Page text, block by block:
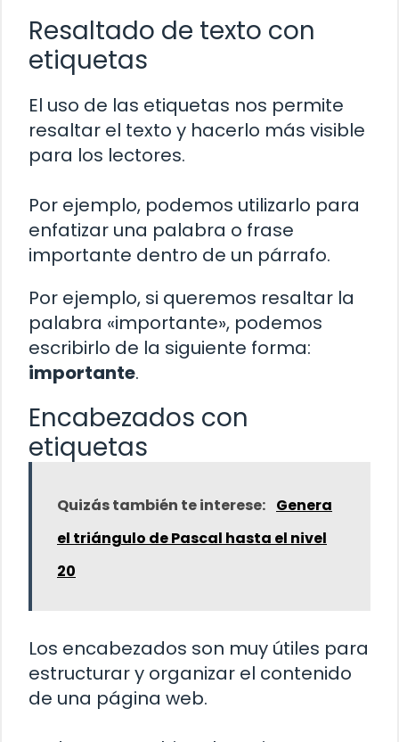
Resaltado de texto con
etiquetas
El uso de las etiquetas nos permite
resaltar el texto y hacerlo más visible
para los lectores.
Por ejemplo, podemos utilizarlo para
enfatizar una palabra o frase
importante dentro de un párrafo.
Por ejemplo, si queremos resaltar la
palabra «importante», podemos
escribirlo de la siguiente forma:
importante.
Encabezados con
etiquetas
Quizás también te interese: Genera
el triángulo de Pascal hasta el nivel
20
Los encabezados son muy útiles para
estructurar y organizar el contenido
de una página web.